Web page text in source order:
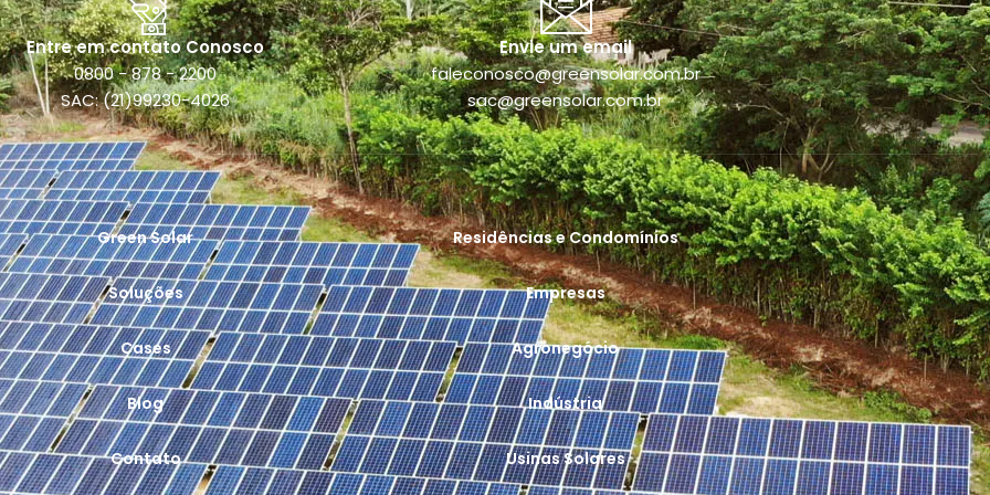
Entre em contato Conosco
0800 - 878 - 2200
SAC: (21)99230-4026
Envie um email
faleconosco@greensolar.com.br
sac@greensolar.com.br
Green Solar
Soluções
Cases
Blog
Contato
Residências e Condomínios
Empresas
Agronegócio
Indústria
Usinas Solares